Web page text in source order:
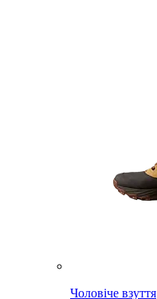
Чоловіче взуття